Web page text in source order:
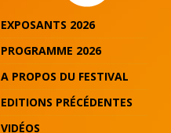
EXPOSANTS 2026
PROGRAMME 2026
A PROPOS DU FESTIVAL
EDITIONS PRÉCÉDENTES
VIDÉOS